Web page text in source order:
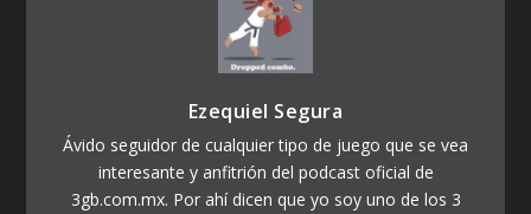
Ezequiel Segura
Ávido seguidor de cualquier tipo de juego que se vea
interesante y anfitrión del podcast oficial de
3gb.com.mx. Por ahí dicen que yo soy uno de los 3